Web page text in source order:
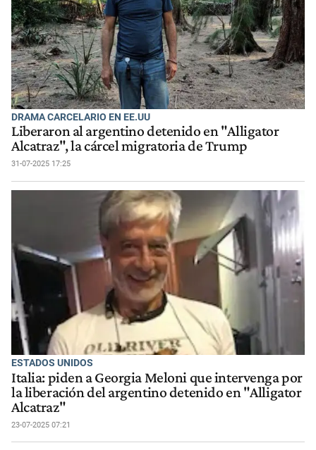
DRAMA CARCELARIO EN EE.UU
Liberaron al argentino detenido en "Alligator
Alcatraz", la cárcel migratoria de Trump
31-07-2025 17:25
ESTADOS UNIDOS
Italia: piden a Georgia Meloni que intervenga por
la liberación del argentino detenido en "Alligator
Alcatraz"
23-07-2025 07:21